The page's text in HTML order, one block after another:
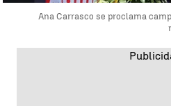
Ana Carrasco se proclama